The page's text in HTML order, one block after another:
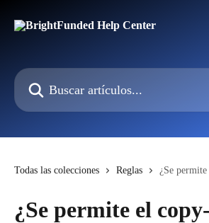
Buscar artículos...
Todas las colecciones Reglas ¿Se
¿Se permite el